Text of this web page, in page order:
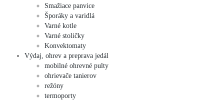
Smažiace panvice
Šporáky a varidlá
Varné kotle
Varné stoličky
Konvektomaty
Výdaj, ohrev a preprava jedál
mobilné ohrevné pulty
ohrievače tanierov
režóny
termoporty